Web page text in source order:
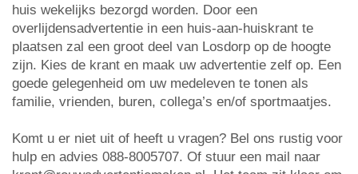
huis wekelijks bezorgd worden. Door een
overlijdensadvertentie in een huis-aan-huiskrant te
plaatsen zal een groot deel van Losdorp op de hoogte
zijn. Kies de krant en maak uw advertentie zelf op. Een
goede gelegenheid om uw medeleven te tonen als
familie, vrienden, buren, collega’s en/of sportmaatjes.
Komt u er niet uit of heeft u vragen? Bel ons rustig voor
hulp en advies 088-8005707. Of stuur een mail naar